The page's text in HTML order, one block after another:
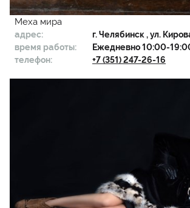
Меха мира
адрес: г.Челябинск, ул.
время работы:
Ежедневно 10:00-
телефон:
+7 (351) 247-26-16